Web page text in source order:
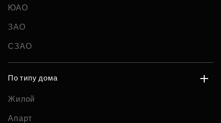
ЮАО
ЗАО
СЗАО
По типу дома
Жилой
Апарт